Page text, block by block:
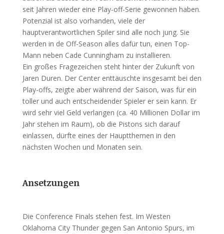
seit Jahren wieder eine Play-off-Serie gewonnen haben.
Potenzial ist also vorhanden, viele der
hauptverantwortlichen Spiler sind alle noch jung. Sie
werden in de Off-Season alles dafür tun, einen Top-
Mann neben Cade Cunningham zu installieren.
Ein großes Fragezeichen steht hinter der Zukunft von
Jaren Duren. Der Center enttäuschte insgesamt bei den
Play-offs, zeigte aber während der Saison, was für ein
toller und auch entscheidender Spieler er sein kann. Er
wird sehr viel Geld verlangen (ca. 40 Millionen Dollar im
Jahr stehen im Raum), ob die Pistons sich darauf
einlassen, dürfte eines der Hauptthemen in den
nächsten Wochen und Monaten sein.
Ansetzungen
Die Conference Finals stehen fest. Im Westen
Oklahoma City Thunder gegen San Antonio Spurs, im